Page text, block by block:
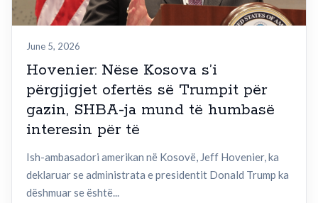
June 5, 2026
Hovenier: Nëse Kosova s’i
përgjigjet ofertës së Trumpit për
gazin, SHBA-ja mund të humbasë
interesin për të
Ish-ambasadori amerikan në Kosovë, Jeff Hovenier, ka
deklaruar se administrata e presidentit Donald Trump ka
dëshmuar se është...